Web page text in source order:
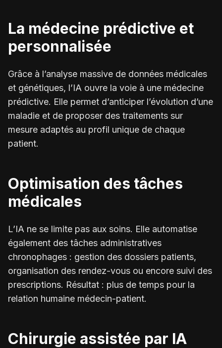
La médecine prédictive et
personnalisée
Grâce à l’analyse massive de données médicales
et génétiques, l’IA ouvre la voie à une médecine
prédictive. Elle permet d’anticiper l’évolution d’une
maladie et de proposer des traitements sur
mesure adaptés au profil unique de chaque
patient.
Optimisation des tâches
médicales
L’IA ne se limite pas aux soins. Elle automatise
également des tâches administratives
chronophages : gestion des dossiers patients,
organisation des rendez-vous ou encore suivi des
prescriptions. Résultat : plus de temps pour la
relation humaine médecin-patient.
Chirurgie assistée par IA